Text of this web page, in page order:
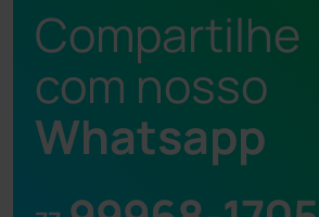
Compartilhe
com nosso
Whatsapp